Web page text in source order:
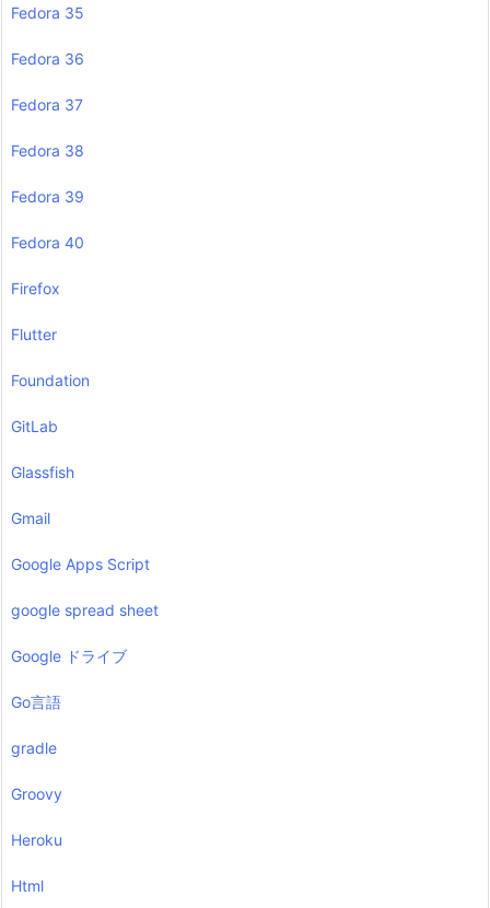
Fedora 35
Fedora 36
Fedora 37
Fedora 38
Fedora 39
Fedora 40
Firefox
Flutter
Foundation
GitLab
Glassfish
Gmail
Google Apps Script
google spread sheet
Google ドライブ
Go言語
gradle
Groovy
Heroku
Html